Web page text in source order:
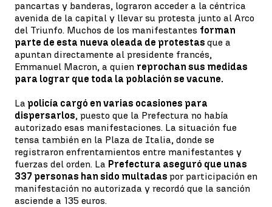
pancartas y banderas, lograron acceder a la céntrica
avenida de la capital y llevar su protesta junto al Arco
del Triunfo. Muchos de los manifestantes forman
parte de esta nueva oleada de protestas que a
apuntan directamente al presidente francés,
Emmanuel Macron, a quien reprochan sus medidas
para lograr que toda la población se vacune.
La policía cargó en varias ocasiones para
dispersarlos, puesto que la Prefectura no había
autorizado esas manifestaciones. La situación fue
tensa también en la Plaza de Italia, donde se
registraron enfrentamientos entre manifestantes y
fuerzas del orden. La Prefectura aseguró que unas
337 personas han sido multadas por participación en
manifestación no autorizada y recordó que la sanción
asciende a 135 euros.